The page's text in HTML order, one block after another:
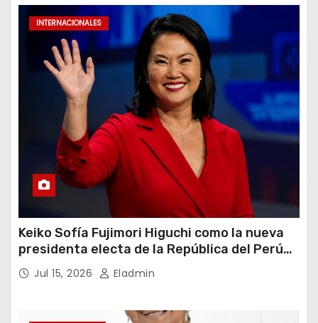
INTERNACIONALES
Keiko Sofía Fujimori Higuchi como la nueva
presidenta electa de la República del Perú
para el periodo constitucional 2026-2031
Jul 15, 2026 Eladmin